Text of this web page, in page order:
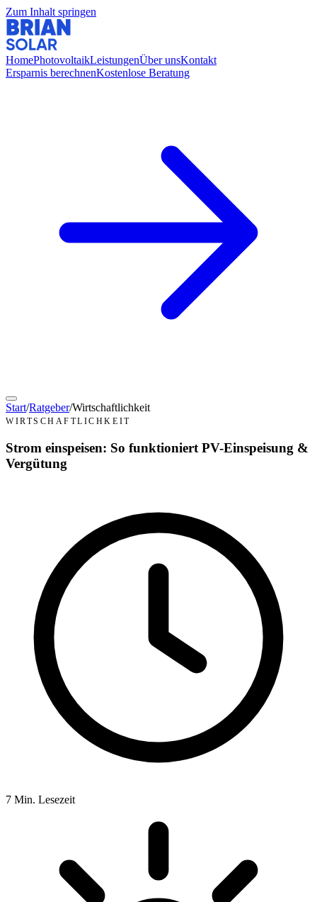
Zum Inhalt springen
HomePhotovoltaikLeistungenÜber unsKontakt
Ersparnis berechnenKostenlose Beratung
Start/Ratgeber/Wirtschaftlichkeit
WIRTSCHAFTLICHKEIT
Strom einspeisen: So funktioniert PV-Einspeisung &
Vergütung
7 Min. Lesezeit